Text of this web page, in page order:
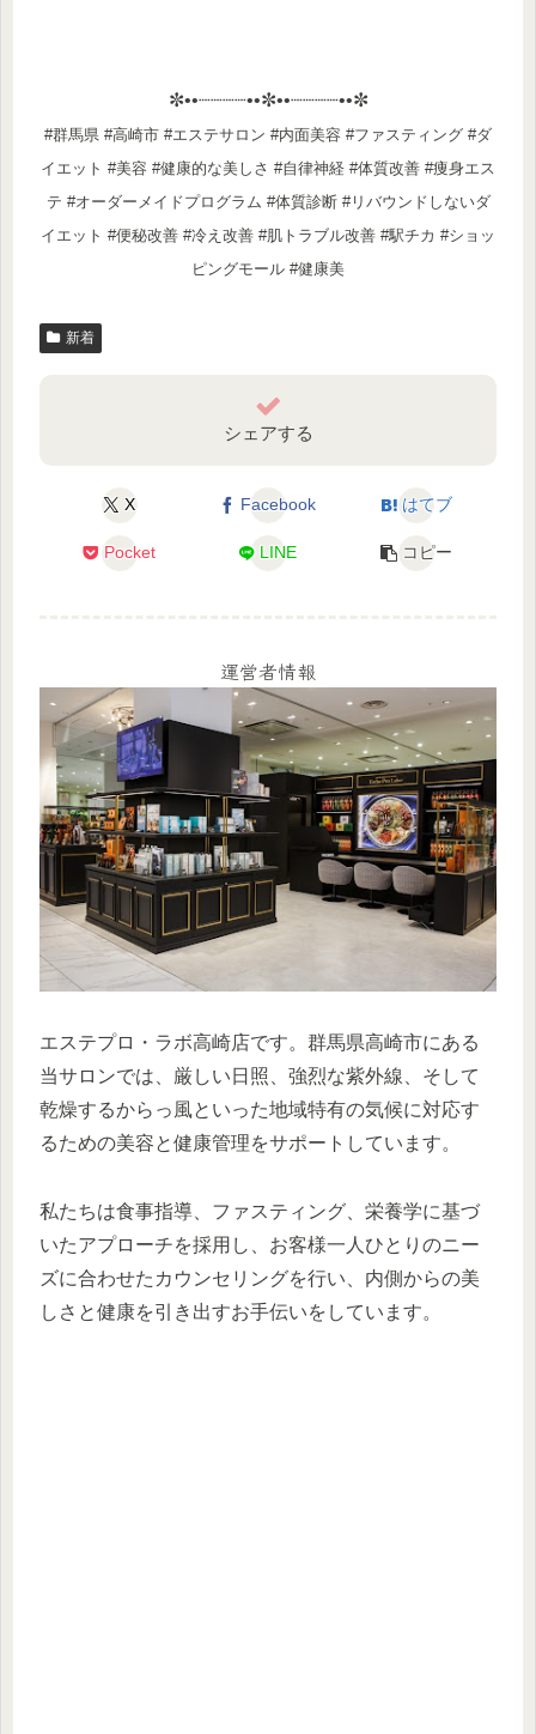
✼••┈┈┈┈••✼••┈┈┈┈••✼
#群馬県 #高崎市 #エステサロン #内面美容 #ファスティング #ダ
イエット #美容 #健康的な美しさ #自律神経 #体質改善 #痩身エス
テ #オーダーメイドプログラム #体質診断 #リバウンドしないダ
イエット #便秘改善 #冷え改善 #肌トラブル改善 #駅チカ #ショッ
ピングモール #健康美
新着
シェアする
X Facebook はてブ
Pocket LINE コピー
運営者情報
エステプロ・ラボ高崎店です。群馬県高崎市にある
当サロンでは、厳しい日照、強烈な紫外線、そして
乾燥するからっ風といった地域特有の気候に対応す
るための美容と健康管理をサポートしています。
私たちは食事指導、ファスティング、栄養学に基づ
いたアプローチを採用し、お客様一人ひとりのニー
ズに合わせたカウンセリングを行い、内側からの美
しさと健康を引き出すお手伝いをしています。